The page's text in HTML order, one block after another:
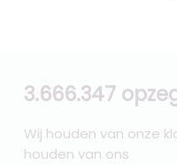
3.666.347
Wij houden van onze
houden van ons